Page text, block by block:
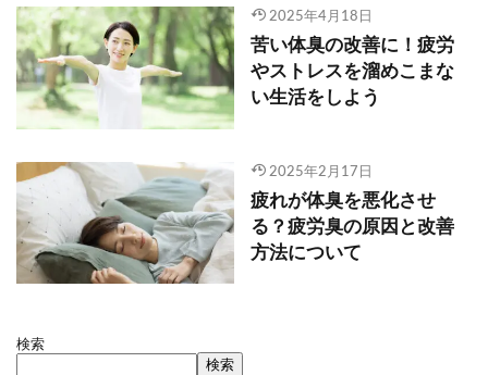
2025年4月18日
苦い体臭の改善に！疲労
やストレスを溜めこまな
い生活をしよう
2025年2月17日
疲れが体臭を悪化させ
る？疲労臭の原因と改善
方法について
検索
検索